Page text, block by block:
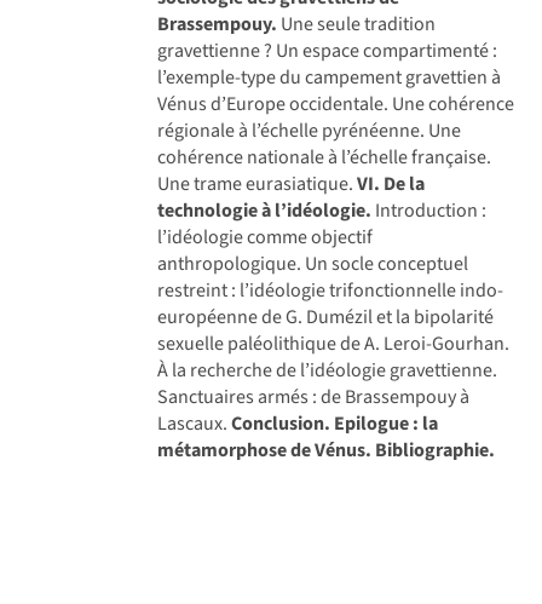
Brassempouy. Une seule tradition
gravettienne ? Un espace compartimenté :
l’exemple-type du campement gravettien à
Vénus d’Europe occidentale. Une cohérence
régionale à l’échelle pyrénéenne. Une
cohérence nationale à l’échelle française.
Une trame eurasiatique.VI. De la
technologie à l’idéologie. Introduction :
l’idéologie comme objectif
anthropologique. Un socle conceptuel
restreint : l’idéologie trifonctionnelle indo-
européenne de G. Dumézil et la bipolarité
sexuelle paléolithique de A. Leroi-Gourhan.
À la recherche de l’idéologie gravettienne.
Sanctuaires armés : de Brassempouy à
Lascaux.Conclusion. Epilogue : la
métamorphose de Vénus. Bibliographie.